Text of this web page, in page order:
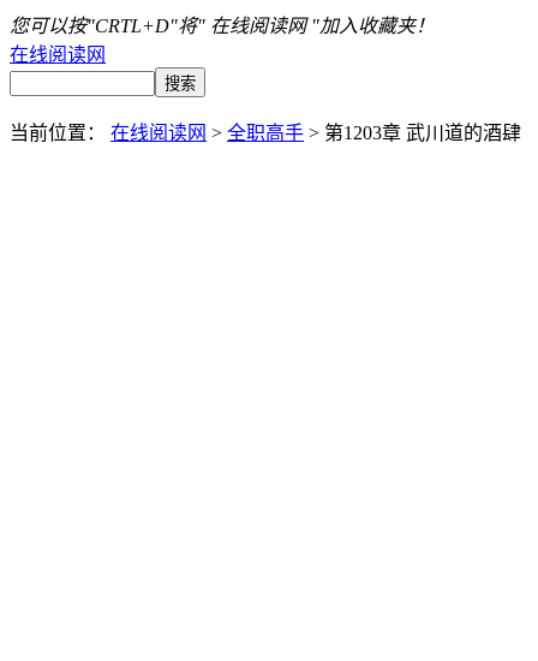
您可以按"CRTL+D"将" 在线阅读网 "加入收藏夹！
在线阅读网
当前位置： 在线阅读网 > 全职高手 > 第1203章 武川道的酒肆